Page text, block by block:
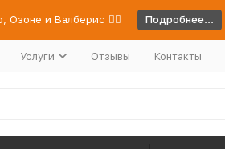
и Валберис 👉🏻 Подробнее...
Услуги Отзывы Контакты